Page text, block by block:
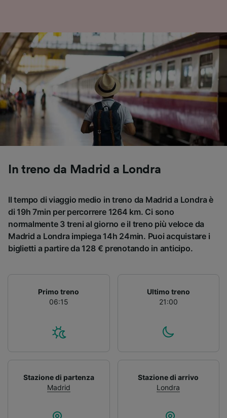
In treno da Madrid a Londra
Il tempo di viaggio medio in treno da Madrid a Londra è
di 19h 7min per percorrere 1264 km. Ci sono
normalmente 3 treni al giorno e il treno più veloce da
Madrid a Londra impiega 14h 24min. Puoi acquistare i
biglietti a partire da 128 € prenotando in anticipo.
Primo treno
06:15
Ultimo treno
21:00
Stazione di partenza
Madrid
Stazione di arrivo
Londra